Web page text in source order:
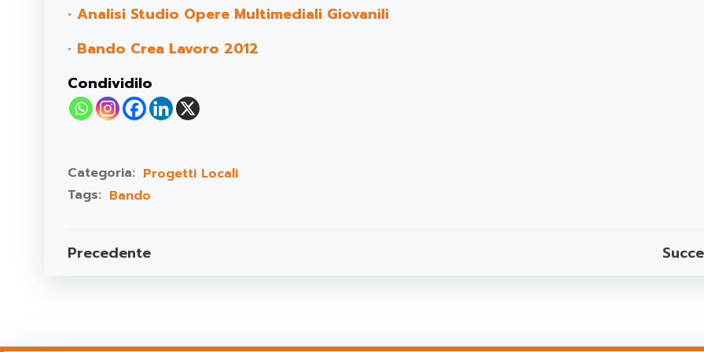
• Analisi Studio Opere Multimediali Giovanili
• Bando Crea Lavoro 2012
Condividilo
Categoria: Progetti Locali
Tags: Bando
Post
Precedente